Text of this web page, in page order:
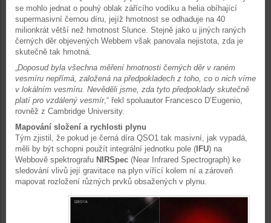
se mohlo jednat o pouhý oblak zářícího vodíku a helia obíhající
supermasivní černou díru, jejíž hmotnost se odhaduje na 40
milionkrát větší než hmotnost Slunce. Stejně jako u jiných raných
černých děr objevených Webbem však panovala nejistota, zda je
skutečně tak hmotná.
Doposud byla všechna měření hmotnosti černých děr v raném
vesmíru nepřímá, založená na předpokladech z toho, co o nich víme
v lokálním vesmíru. Nevěděli jsme, zda tyto předpoklady skutečně
platí pro vzdálený vesmír,“ řekl spoluautor Francesco D’Eugenio,
rovněž z Cambridge University.
Mapování složení a rychlosti plynu
Tým zjistil, že pokud je černá díra QSO1 tak masivní, jak vypadá,
měli by být schopni použít integrální jednotku pole (IFU) na
Webbově spektrografu NIRSpec (Near Infrared Spectrograph) ke
sledování vlivů její gravitace na plyn vířící kolem ní a zároveň
mapovat rozložení různých prvků obsažených v plynu.